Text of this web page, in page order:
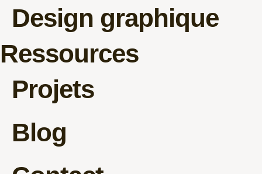
Design graphique
Ressources
Projets
Blog